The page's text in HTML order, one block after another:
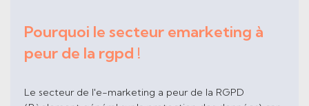
Pourquoi le secteur emarketing à
peur de la rgpd !
Le secteur de l'e-marketing a peur de la RGPD